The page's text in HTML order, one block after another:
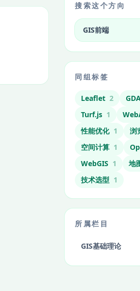
搜索这个方向
搜索标签相关文章
同组标签
Leaflet 2
Turf.js 1
性能优化 1 浏
空间计算 1
WebGIS 1 地
技术选型 1
所属栏目
GIS基础理论